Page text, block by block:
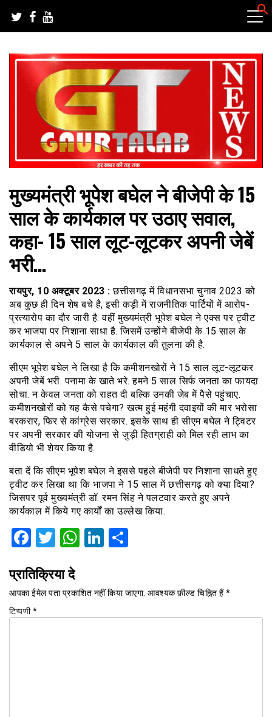
content
गौरतलब न्यूज
मुख्यमंत्री भूपेश बघेल ने बीजेपी के 15
साल के कार्यकाल पर उठाए सवाल,
कहा- 15 साल लूट-लूटकर अपनी जेबें
भरी…
रायपुर, 10 अक्टूबर 2023 : छत्तीसगढ़ में विधानसभा चुनाव 2023 को
अब कुछ ही दिन शेष बचे है, इसी कड़ी में राजनीतिक पार्टियों में आरोप-
प्रत्यारोप का दौर जारी है. वहीं मुख्यमंत्री भूपेश बघेल ने एक्स पर ट्वीट
कर भाजपा पर निशाना साधा है. जिसमें उन्होंने बीजेपी के 15 साल के
कार्यकाल से अपने 5 साल के कार्यकाल की तुलना की है.
सीएम भूपेश बघेल ने लिखा है कि कमीशनखोरों ने 15 साल लूट-लूटकर
अपनी जेबें भरी. पनामा के खाते भरे. हमने 5 साल सिर्फ जनता का फायदा
सोचा. न केवल जनता को राहत दी बल्कि उनकी जेब में पैसे पहुंचाए.
कमीशनखोरों को यह कैसे पचेगा? खत्म हुई महंगी दवाइयों की मार भरोसा
बरकरार, फिर से कांग्रेस सरकार. इसके साथ ही सीएम बघेल ने ट्विटर
पर अपनी सरकार की योजना से जुड़ी हितग्राही को मिल रही लाभ का
वीडियो भी शेयर किया है.
बता दें कि सीएम भूपेश बघेल ने इससे पहले बीजेपी पर निशाना साधते हुए
ट्वीट कर लिखा था कि भाजपा ने 15 साल में छत्तीसगढ़ को क्या दिया?
जिसपर पूर्व मुख्यमंत्री डॉ. रमन सिंह ने पलटवार करते हुए अपने
कार्यकाल में किये गए कार्यों का उल्लेख किया.
Facebook
Twitter
WhatsApp
LinkedIn
प्रातिक्रिया दे
आपका ईमेल पता प्रकाशित नहीं किया जाएगा. आवश्यक फ़ील्ड चिह्नित हैं*
टिप्पणी*